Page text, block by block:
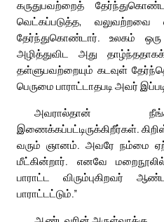
கருதுபவற்றைத்
வெட்கப்படுத்த,
தேர்ந்துகொண்டார். உலகம் ஒரு
அழித்துவிட அது
தள்ளுபவற்றையும் கடவுள்
பெருமை பாராட்டாதபடி அவர்
அவரால்தான்
இணைக்கப்பட்டிருக்கிறீர்கள்.
வரும் ஞானம். அவரே நம்மை
மீட்கின்றார். எனவே மறைநூலில்
பாராட்ட விரும்புகிறவர்
பாராட்டட்டும்.”